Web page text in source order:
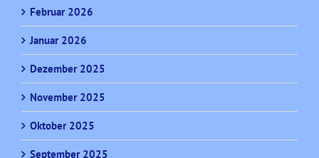
Februar 2026
Januar 2026
Dezember 2025
November 2025
Oktober 2025
September 2025